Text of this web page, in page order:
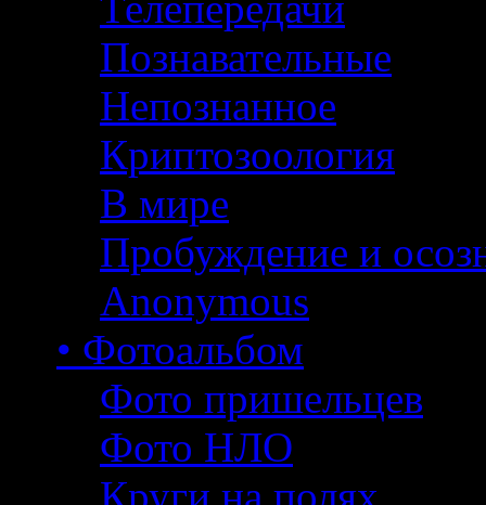
Познавательные
Непознанное
Криптозоология
В мире
Пробуждение и
Anonymous
• Фотоальбом
Фото пришельцев
Фото НЛО